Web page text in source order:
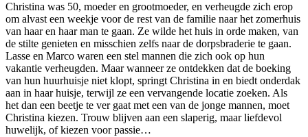
Christina was 50, moeder en grootmoeder, en verheugde zich erop
om alvast een weekje voor de rest van de familie naar het zomerhuis
van haar en haar man te gaan. Ze wilde het huis in orde maken, van
de stilte genieten en misschien zelfs naar de dorpsbraderie te gaan.
Lasse en Marco waren een stel mannen die zich ook op hun
vakantie verheugden. Maar wanneer ze ontdekken dat de boeking
van hun huurhuisje niet klopt, springt Christina in en biedt onderdak
aan in haar huisje, terwijl ze een vervangende locatie zoeken. Als
het dan een beetje te ver gaat met een van de jonge mannen, moet
Christina kiezen. Trouw blijven aan een slaperig, maar liefdevol
huwelijk, of kiezen voor passie…